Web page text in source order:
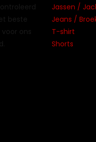
beste
ons
Jassen /
Jeans /
T-shirt
Shorts